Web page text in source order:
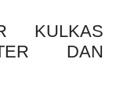
KULKAS
DAN